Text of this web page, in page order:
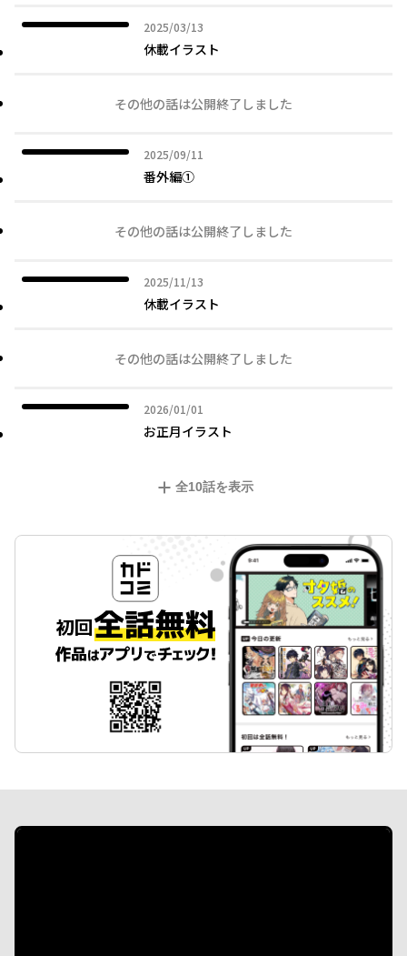
2025/03/13
2025年03月13日
休載イラスト
その他の話は公開終了しました
2025/09/11
2025年09月11日
番外編①
その他の話は公開終了しました
2025/11/13
2025年11月13日
休載イラスト
その他の話は公開終了しました
2026/01/01
2026年01月01日
お正月イラスト
全10話を表示